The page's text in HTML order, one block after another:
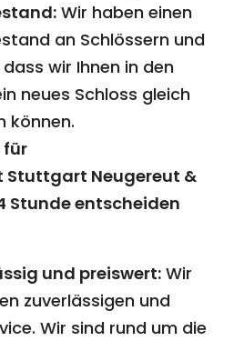
Wir haben einen
an Schlössern und
wir Ihnen in den
neues Schloss gleich
können.
für
Stuttgart Neugereut &
Stunde entscheiden
und preiswert: Wir
zuverlässigen und
Wir sind rund um die